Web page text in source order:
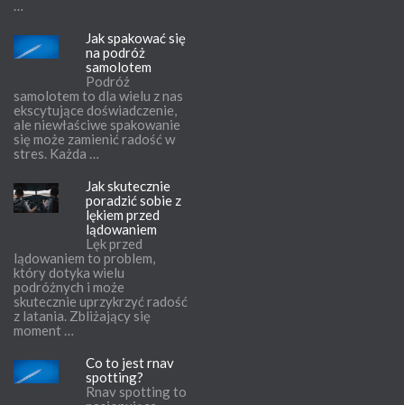
Jak spakować się
na podróż
samolotem
Podróż
samolotem to dla wielu z nas
ekscytujące doświadczenie,
ale niewłaściwe spakowanie
się może zamienić radość w
stres. Każda …
Jak skutecznie
poradzić sobie z
lękiem przed
lądowaniem
Lęk przed
lądowaniem to problem,
który dotyka wielu
podróżnych i może
skutecznie uprzykrzyć radość
z latania. Zbliżający się
moment …
Co to jest rnav
spotting?
Rnav spotting to